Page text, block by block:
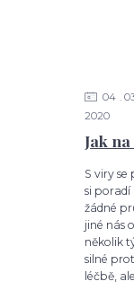
Jak
04
2020
S viry
si poradí
žádné
jiné nás
několik
silné
léčbě,